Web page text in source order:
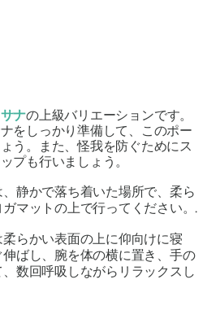
ナの上級バリエーションです。
をしっかり準備して、このポー
う。また、怪我を防ぐためにス
プも行いましょう。
静かで落ち着いた場所で、柔ら
マットの上で行ってください。.
らかい表面の上に仰向けに寝
ばし、腕を体の横に置き、手の
数回呼吸しながらリラックスし